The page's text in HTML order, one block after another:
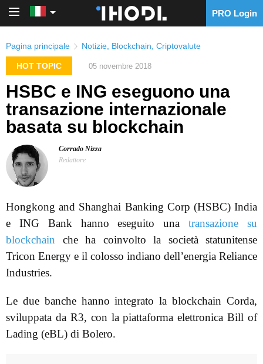
PRO Login
Pagina principale Notizie Blockchain Criptovalute
HOT TOPIC 05 novembre 2018
HSBC e ING eseguono una
transazione internazionale
basata su blockchain
Corrado Nizza
Redattore
Hongkong and Shanghai Banking Corp (HSBC) India
e ING Bank hanno eseguito unatransazione su
blockchain che ha coinvolto la società statunitense
Tricon Energy e il colosso indiano dell’energia Reliance
Industries.
Le due banche hanno integrato la blockchain Corda,
sviluppata da R3, con la piattaforma elettronica Bill of
Lading (eBL) di Bolero.